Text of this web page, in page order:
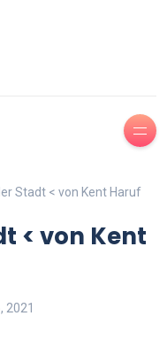
Stadt < von Kent Haruf
< von Kent
2021